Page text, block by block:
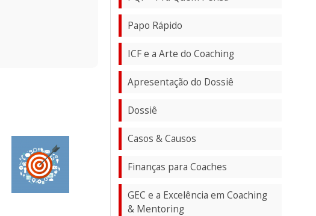
Papo Rápido
ICF e a Arte do Coaching
Apresentação do Dossiê
Dossiê
Casos & Causos
Finanças para Coaches
GEC e a Excelência em Coaching
& Mentoring